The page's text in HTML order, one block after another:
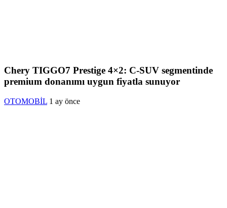
Chery TIGGO7 Prestige 4×2: C-SUV segmentinde
premium donanımı uygun fiyatla sunuyor
OTOMOBİL 1 ay önce